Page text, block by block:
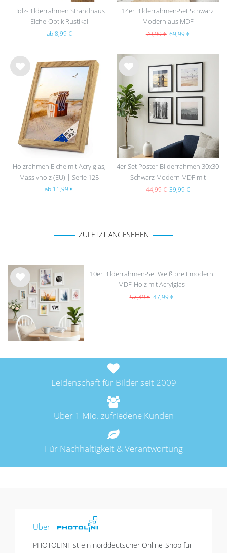
Holz-Bilderrahmen Strandhaus
Eiche-Optik Rustikal
ab 8,99 €
14er Bilderrahmen-Set Schwarz
Modern aus MDF
79,99 € 69,99 €
Wu
Holzrahmen Eiche mit Acrylglas,
Massivholz (EU) | Serie 125
ab 11,99 €
Wu
nsc
hlist
e
4er Set Poster-Bilderrahmen 30x30
Schwarz Modern MDF mit
Passepartout
44,99 € 39,99 €
ZULETZT ANGESEHEN
Wu
nsc
hlist
e
10er Bilderrahmen-Set Weiß breit modern
MDF-Holz mit Acrylglas
57,49 € 47,99 €
Leidenschaft für Bilder seit 2009
Über 1 Mio. zufriedene Kunden
Für Nachhaltigkeit & Verantwortung
Über
PHOTOLINI ist ein norddeutscher Online-Shop für